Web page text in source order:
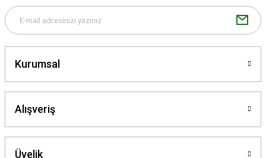
Kurumsal
Alışveriş
Üyelik